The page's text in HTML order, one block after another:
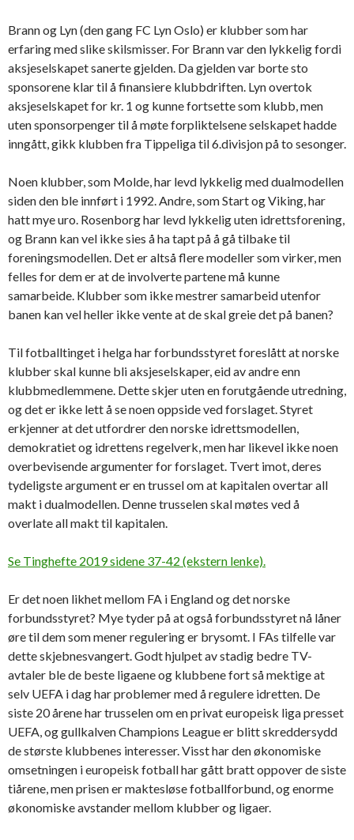
Brann og Lyn (den gang FC Lyn Oslo) er klubber som har
erfaring med slike skilsmisser. For Brann var den lykkelig fordi
aksjeselskapet sanerte gjelden. Da gjelden var borte sto
sponsorene klar til å finansiere klubbdriften. Lyn overtok
aksjeselskapet for kr. 1 og kunne fortsette som klubb, men
uten sponsorpenger til å møte forpliktelsene selskapet hadde
inngått, gikk klubben fra Tippeliga til 6.divisjon på to sesonger.
Noen klubber, som Molde, har levd lykkelig med dualmodellen
siden den ble innført i 1992. Andre, som Start og Viking, har
hatt mye uro. Rosenborg har levd lykkelig uten idrettsforening,
og Brann kan vel ikke sies å ha tapt på å gå tilbake til
foreningsmodellen. Det er altså flere modeller som virker, men
felles for dem er at de involverte partene må kunne
samarbeide. Klubber som ikke mestrer samarbeid utenfor
banen kan vel heller ikke vente at de skal greie det på banen?
Til fotballtinget i helga har forbundsstyret foreslått at norske
klubber skal kunne bli aksjeselskaper, eid av andre enn
klubbmedlemmene. Dette skjer uten en forutgående utredning,
og det er ikke lett å se noen oppside ved forslaget. Styret
erkjenner at det utfordrer den norske idrettsmodellen,
demokratiet og idrettens regelverk, men har likevel ikke noen
overbevisende argumenter for forslaget. Tvert imot, deres
tydeligste argument er en trussel om at kapitalen overtar all
makt i dualmodellen. Denne trusselen skal møtes ved å
overlate all makt til kapitalen.
Se Tinghefte 2019 sidene 37-42 (ekstern lenke).
Er det noen likhet mellom FA i England og det norske
forbundsstyret? Mye tyder på at også forbundsstyret nå låner
øre til dem som mener regulering er brysomt. I FAs tilfelle var
dette skjebnesvangert. Godt hjulpet av stadig bedre TV-
avtaler ble de beste ligaene og klubbene fort så mektige at
selv UEFA i dag har problemer med å regulere idretten. De
siste 20 årene har trusselen om en privat europeisk liga presset
UEFA, og gullkalven Champions League er blitt skreddersydd
de største klubbenes interesser. Visst har den økonomiske
omsetningen i europeisk fotball har gått bratt oppover de siste
tiårene, men prisen er maktesløse fotballforbund, og enorme
økonomiske avstander mellom klubber og ligaer.